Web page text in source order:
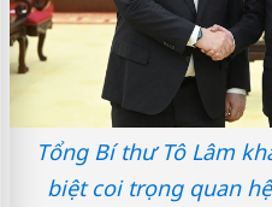
Tổng Bí thư Tô Lâm
biệt coi trọng quan